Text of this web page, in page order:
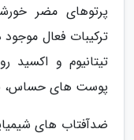
پرتوهای مضر
ترکیبات فعال
تیتانیوم و
پوست های حساس،
ضدآفتاب های